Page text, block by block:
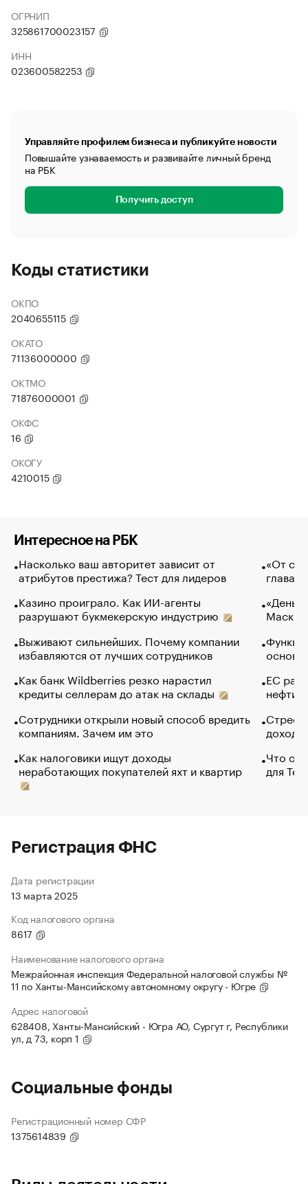
ОГРНИП
325861700023157
ИНН
023600582253
Управляйте профилем бизнеса и публикуйте новости
Повышайте узнаваемость и развивайте личный бренд
на РБК
Получить доступ
Коды статистики
ОКПО
2040655115
ОКАТО
71136000000
ОКТМО
71876000001
ОКФС
16
ОКОГУ
4210015
Интересное на РБК
Насколько ваш авторитет зависит от
атрибутов престижа? Тест для лидеров
Казино проиграло. Как ИИ-агенты
разрушают букмекерскую индустрию
Выживают сильнейших. Почему компании
избавляются от лучших сотрудников
Как банк Wildberries резко нарастил
кредиты селлерам до атак на склады
Сотрудники открыли новый способ вредить
компаниям. Зачем им это
Как налоговики ищут доходы
неработающих покупателей яхт и квартир
«От
глава
Маск в
основ
ЕС
нефти
Что
для
Регистрация ФНС
Дата регистрации
13 марта 2025
Код налогового органа
8617
Наименование налогового органа
Межрайонная инспекция Федеральной налоговой службы №
11 по Ханты-Мансийскому автономному округу - Югре
Адрес налоговой
628408, Ханты-Мансийский - Югра АО, Сургут г, Республики
ул, д 73, корп 1
Социальные фонды
Регистрационный номер СФР
1375614839